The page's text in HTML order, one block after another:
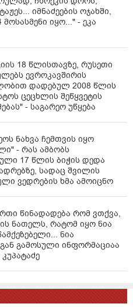
მოუვიდათ.
ინფორმაციით,
სისხლის
მუხლით(განზრახ
მეტი პირის მიმართ)
დააკავა.
იმნაძეების ოჯახში,
მოსასმენი იყო..." - ეკა
18 წლისთავზე, რუსეთი
ევროკავშირის
დადებულ 2008 წლის
ცეცხლის შეწყვეტის
- საგარეო უწყება
ნახვა ჩემთვის იყო
- რას ამბობს
17 წლის ბიჭის დედა
სადაც შვილის
ვედრების ხმა ამოიცნო
წინადადება რომ ვთქვა,
ნათელს, რატომ იყო ნია
ნია
გამოსული ინფორმაციაა
კუპატაძე